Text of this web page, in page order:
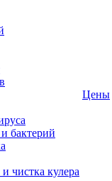
бактерий
чистка кулера
Цены